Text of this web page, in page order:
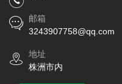
邮箱
3243907758@qq.com
地址
株洲市内